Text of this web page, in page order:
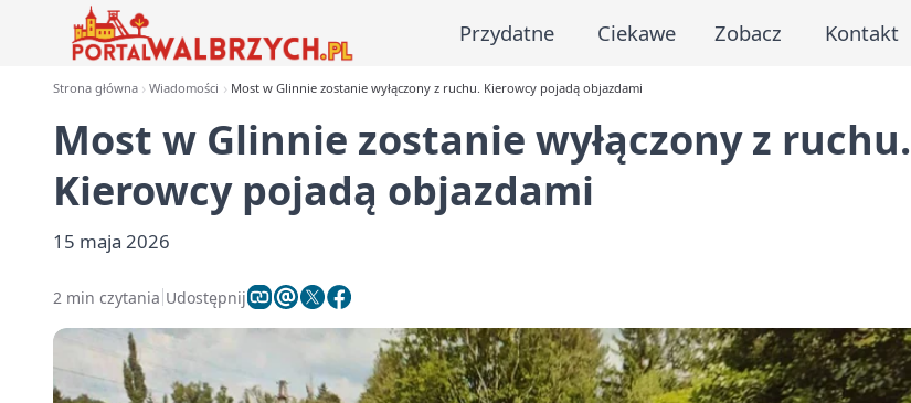
Przydatne Ciekawe Zobacz Kontakt
Strona główna Wiadomości Most w Glinnie zostanie wyłączony z ruchu. Kierowcy pojadą objazdami
Most w Glinnie zostanie wyłączony z ruchu.
Kierowcy pojadą objazdami
15 maja 2026
2 min czytania Udostępnij